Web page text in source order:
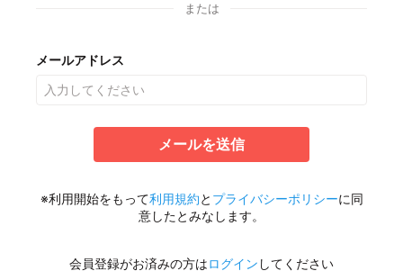
または
メールアドレス
メールを送信
※利用開始をもって利用規約と プライバシーポリシーに同
意したとみなします。
会員登録がお済みの方はログイン してください